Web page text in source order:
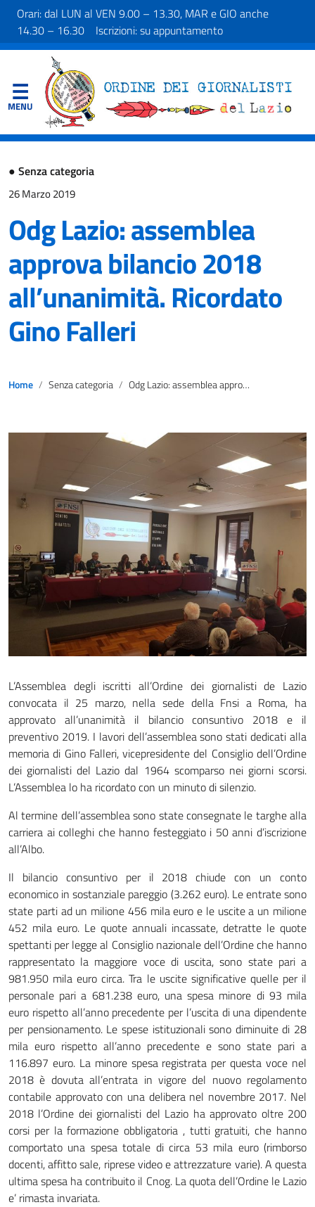
Orari: dal LUN al VEN 9.00 – 13.30, MAR e GIO anche
14.30 – 16.30 Iscrizioni: su appuntamento
● Senza categoria
26 Marzo 2019
Odg Lazio: assemblea
approva bilancio 2018
all’unanimità. Ricordato
Gino Falleri
Home Senza categoria Odg Lazio: assemblea approva bilancio 2018 all’unanimità. Ricordato Gino Falleri
L’Assemblea degli iscritti all’Ordine dei giornalisti de Lazio
convocata il 25 marzo, nella sede della Fnsi a Roma, ha
approvato all’unanimità il bilancio consuntivo 2018 e il
preventivo 2019. I lavori dell’assemblea sono stati dedicati alla
memoria di Gino Falleri, vicepresidente del Consiglio dell’Ordine
dei giornalisti del Lazio dal 1964 scomparso nei giorni scorsi.
L’Assemblea lo ha ricordato con un minuto di silenzio.
Al termine dell’assemblea sono state consegnate le targhe alla
carriera ai colleghi che hanno festeggiato i 50 anni d’iscrizione
all’Albo.
Il bilancio consuntivo per il 2018 chiude con un conto
economico in sostanziale pareggio (3.262 euro). Le entrate sono
state parti ad un milione 456 mila euro e le uscite a un milione
452 mila euro. Le quote annuali incassate, detratte le quote
spettanti per legge al Consiglio nazionale dell’Ordine che hanno
rappresentato la maggiore voce di uscita, sono state pari a
981.950 mila euro circa. Tra le uscite significative quelle per il
personale pari a 681.238 euro, una spesa minore di 93 mila
euro rispetto all’anno precedente per l’uscita di una dipendente
per pensionamento. Le spese istituzionali sono diminuite di 28
mila euro rispetto all’anno precedente e sono state pari a
116.897 euro. La minore spesa registrata per questa voce nel
2018 è dovuta all’entrata in vigore del nuovo regolamento
contabile approvato con una delibera nel novembre 2017. Nel
2018 l’Ordine dei giornalisti del Lazio ha approvato oltre 200
corsi per la formazione obbligatoria , tutti gratuiti, che hanno
comportato una spesa totale di circa 53 mila euro (rimborso
docenti, affitto sale, riprese video e attrezzature varie). A questa
ultima spesa ha contribuito il Cnog. La quota dell’Ordine le Lazio
e’ rimasta invariata.